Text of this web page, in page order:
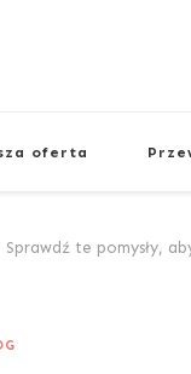
oferta
Sprawdź te pomysły,